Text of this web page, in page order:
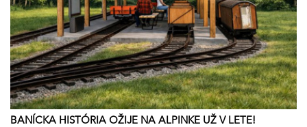
BANÍCKA HISTÓRIA OŽIJE NA ALPINKE UŽ V LETE!